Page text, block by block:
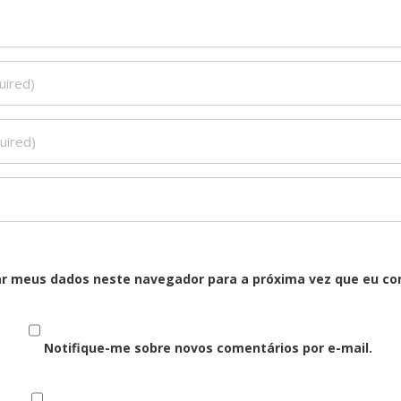
meus dados neste navegador para a próxima vez que eu
Notifique-me sobre novos comentários por e-mail.